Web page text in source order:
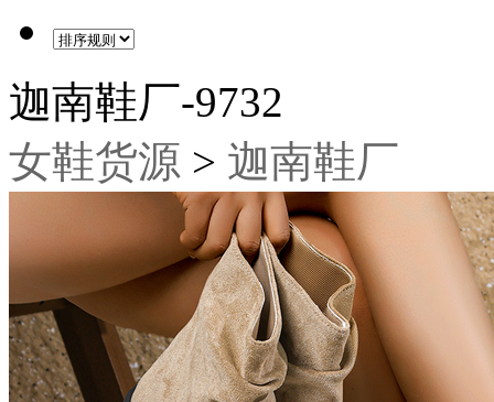
迦南鞋厂-9732
女鞋货源 > 迦南鞋厂